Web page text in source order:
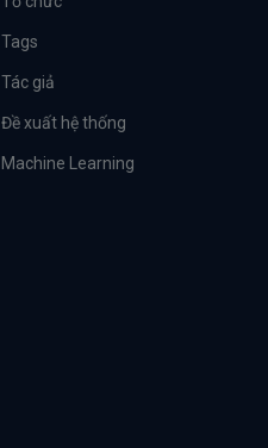
Tags
Tác giả
Đề xuất hệ thống
Machine Learning